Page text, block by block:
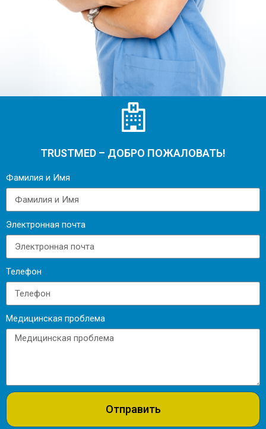
TRUSTMED – ДОБРО ПОЖАЛОВАТЬ!
Фамилия и Имя
Электронная почта
Телефон
Медицинская проблема
Отправить